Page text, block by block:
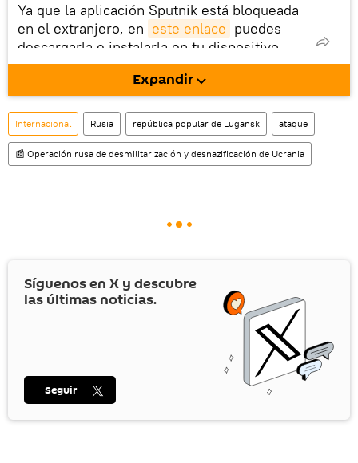
Ya que la aplicación Sputnik está bloqueada
en el extranjero, en este enlace puedes
descargarla e instalarla en tu dispositivo
móvil (¡solo para Android!).
También tenemos una cuenta en la red
social rusa VK .
Expandir
Internacional Rusia república popular de Lugansk ataque
📰 Operación rusa de desmilitarización y desnazificación de Ucrania
Síguenos en X y descubre
las últimas noticias.
Seguir